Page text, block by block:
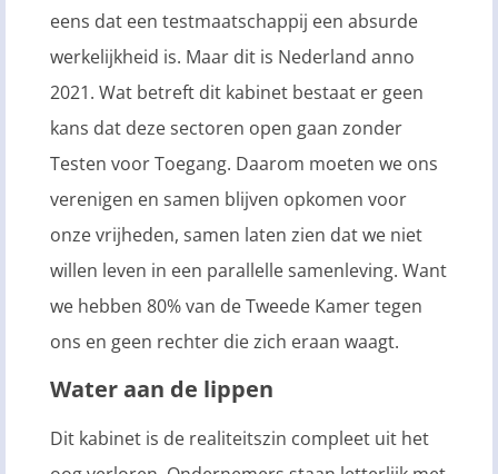
eens dat een testmaatschappij een absurde
werkelijkheid is. Maar dit is Nederland anno
2021. Wat betreft dit kabinet bestaat er geen
kans dat deze sectoren open gaan zonder
Testen voor Toegang. Daarom moeten we ons
verenigen en samen blijven opkomen voor
onze vrijheden, samen laten zien dat we niet
willen leven in een parallelle samenleving. Want
we hebben 80% van de Tweede Kamer tegen
ons en geen rechter die zich eraan waagt.
Water aan de lippen
Dit kabinet is de realiteitszin compleet uit het